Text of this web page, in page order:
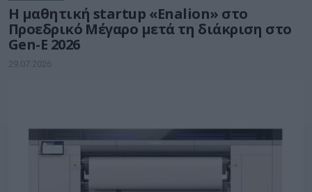
Η μαθητική startup «Enalion» στο
Προεδρικό Μέγαρο μετά τη διάκριση στο
Gen-E 2026
29.07.2026